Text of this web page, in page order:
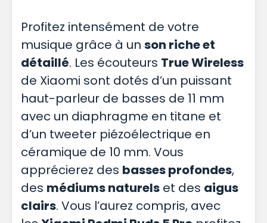
Profitez intensément de votre
musique grâce à un son riche et
détaillé. Les écouteurs True Wireless
de Xiaomi sont dotés d’un puissant
haut-parleur de basses de 11 mm
avec un diaphragme en titane et
d’un tweeter piézoélectrique en
céramique de 10 mm. Vous
apprécierez des basses profondes,
des médiums naturels et des aigus
clairs. Vous l’aurez compris, avec